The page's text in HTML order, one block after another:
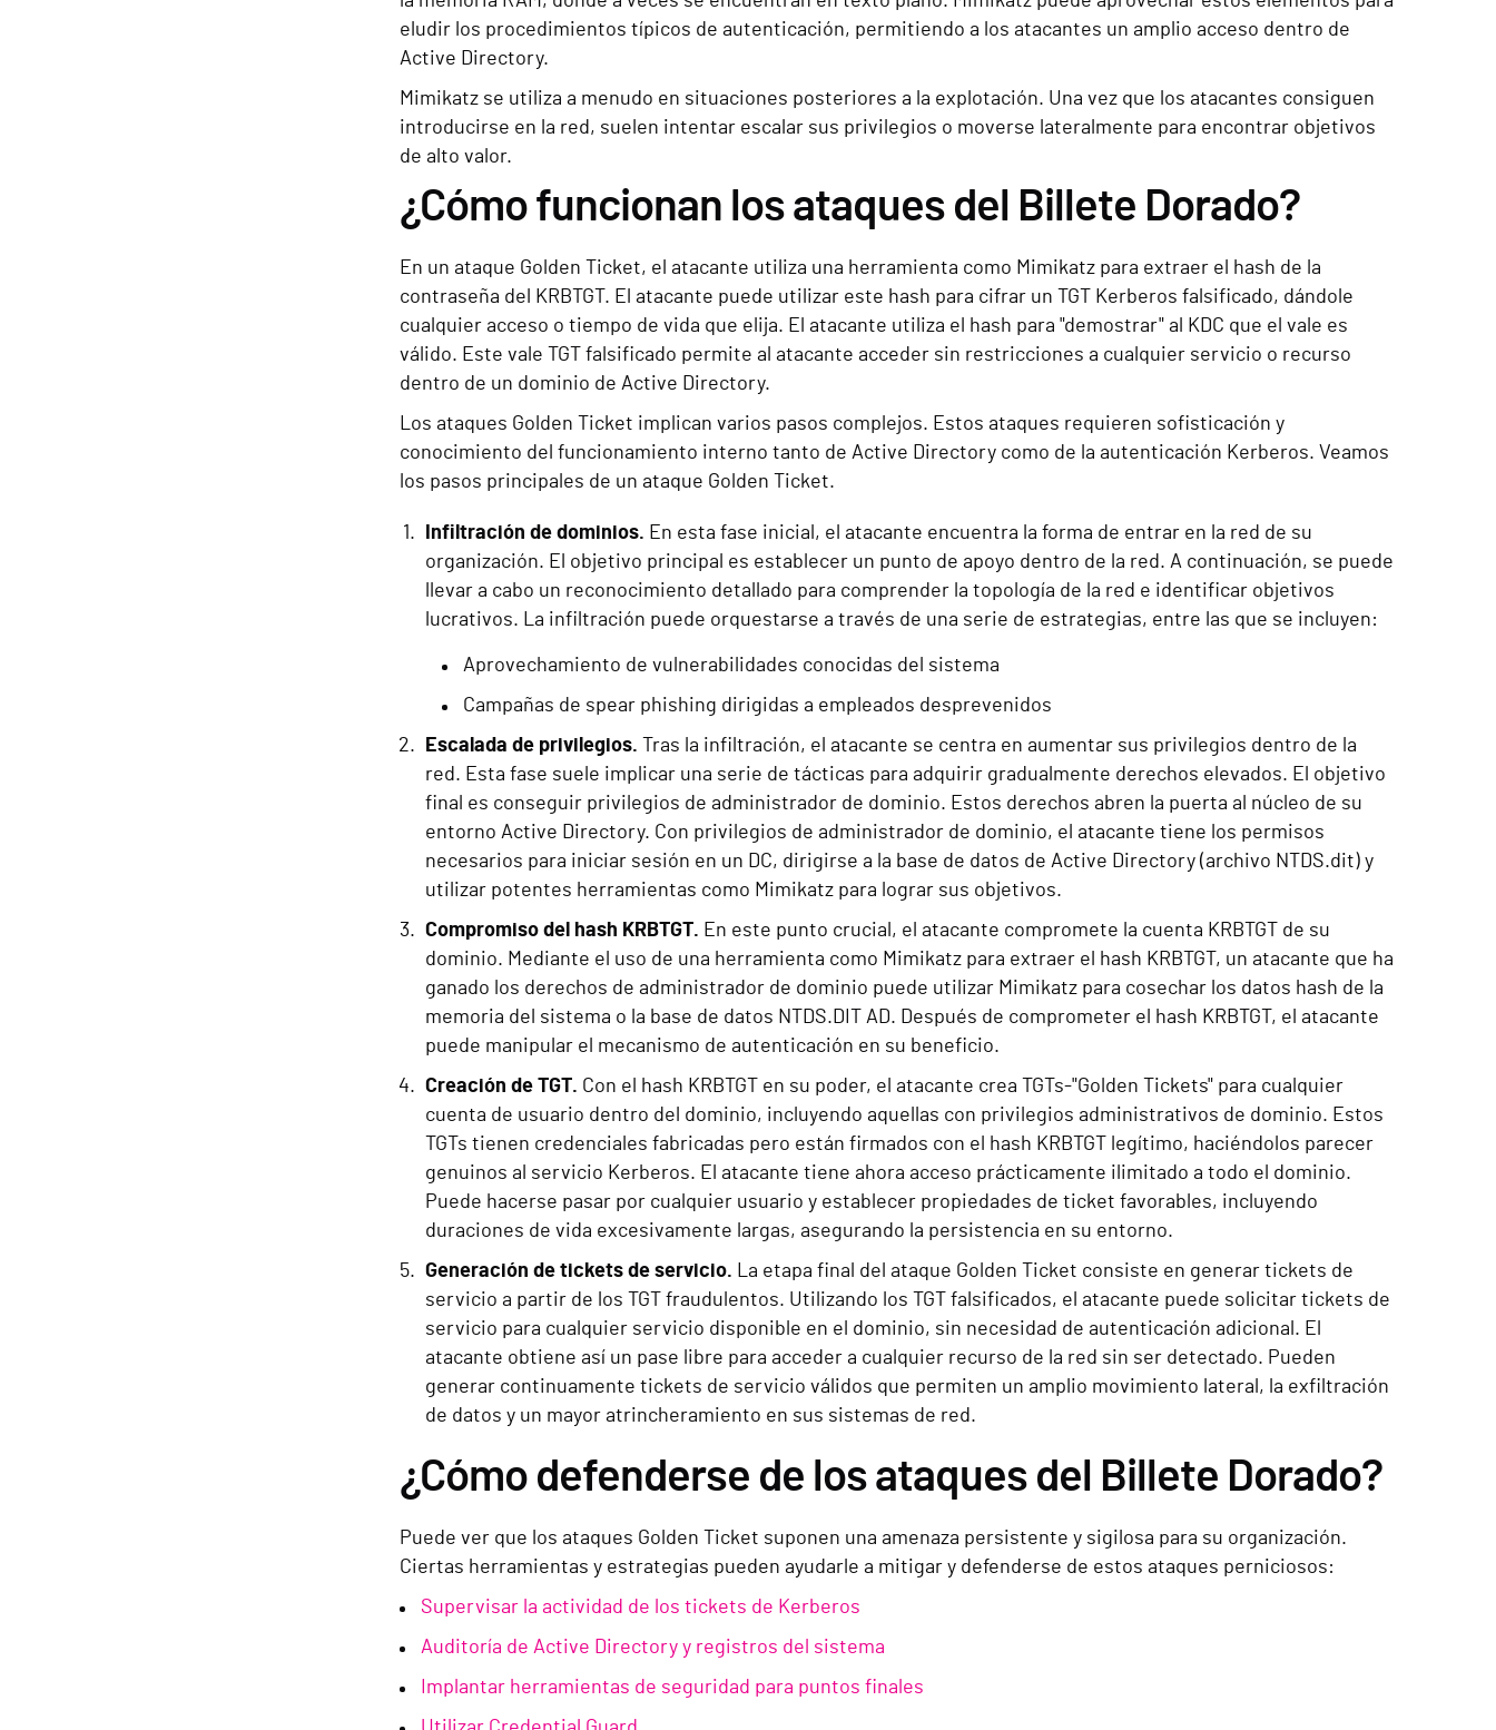
eludir los procedimientos típicos de autenticación, permitiendo a los atacantes un amplio acceso dentro de
Active Directory.
Mimikatz se utiliza a menudo en situaciones posteriores a la explotación. Una vez que los atacantes consiguen
introducirse en la red, suelen intentar escalar sus privilegios o moverse lateralmente para encontrar objetivos
de alto valor.
¿Cómo funcionan los ataques del Billete Dorado?
En un ataque Golden Ticket, el atacante utiliza una herramienta como Mimikatz para extraer el hash de la
contraseña del KRBTGT. El atacante puede utilizar este hash para cifrar un TGT Kerberos falsificado, dándole
cualquier acceso o tiempo de vida que elija. El atacante utiliza el hash para "demostrar" al KDC que el vale es
válido. Este vale TGT falsificado permite al atacante acceder sin restricciones a cualquier servicio o recurso
dentro de un dominio de Active Directory.
Los ataques Golden Ticket implican varios pasos complejos. Estos ataques requieren sofisticación y
conocimiento del funcionamiento interno tanto de Active Directory como de la autenticación Kerberos. Veamos
los pasos principales de un ataque Golden Ticket.
Infiltración de dominios. En esta fase inicial, el atacante encuentra la forma de entrar en la red de su
organización. El objetivo principal es establecer un punto de apoyo dentro de la red. A continuación, se puede
llevar a cabo un reconocimiento detallado para comprender la topología de la red e identificar objetivos
lucrativos. La infiltración puede orquestarse a través de una serie de estrategias, entre las que se incluyen:
Aprovechamiento de vulnerabilidades conocidas del sistema
Campañas de spear phishing dirigidas a empleados desprevenidos
Escalada de privilegios. Tras la infiltración, el atacante se centra en aumentar sus privilegios dentro de la
red. Esta fase suele implicar una serie de tácticas para adquirir gradualmente derechos elevados. El objetivo
final es conseguir privilegios de administrador de dominio. Estos derechos abren la puerta al núcleo de su
entorno Active Directory. Con privilegios de administrador de dominio, el atacante tiene los permisos
necesarios para iniciar sesión en un DC, dirigirse a la base de datos de Active Directory (archivo NTDS.dit) y
utilizar potentes herramientas como Mimikatz para lograr sus objetivos.
Compromiso del hash KRBTGT. En este punto crucial, el atacante compromete la cuenta KRBTGT de su
dominio. Mediante el uso de una herramienta como Mimikatz para extraer el hash KRBTGT, un atacante que ha
ganado los derechos de administrador de dominio puede utilizar Mimikatz para cosechar los datos hash de la
memoria del sistema o la base de datos NTDS.DIT AD. Después de comprometer el hash KRBTGT, el atacante
puede manipular el mecanismo de autenticación en su beneficio.
Creación de TGT. Con el hash KRBTGT en su poder, el atacante crea TGTs-"Golden Tickets" para cualquier
cuenta de usuario dentro del dominio, incluyendo aquellas con privilegios administrativos de dominio. Estos
TGTs tienen credenciales fabricadas pero están firmados con el hash KRBTGT legítimo, haciéndolos parecer
genuinos al servicio Kerberos. El atacante tiene ahora acceso prácticamente ilimitado a todo el dominio.
Puede hacerse pasar por cualquier usuario y establecer propiedades de ticket favorables, incluyendo
duraciones de vida excesivamente largas, asegurando la persistencia en su entorno.
Generación de tickets de servicio. La etapa final del ataque Golden Ticket consiste en generar tickets de
servicio a partir de los TGT fraudulentos. Utilizando los TGT falsificados, el atacante puede solicitar tickets de
servicio para cualquier servicio disponible en el dominio, sin necesidad de autenticación adicional. El
atacante obtiene así un pase libre para acceder a cualquier recurso de la red sin ser detectado. Pueden
generar continuamente tickets de servicio válidos que permiten un amplio movimiento lateral, la exfiltración
de datos y un mayor atrincheramiento en sus sistemas de red.
¿Cómo defenderse de los ataques del Billete Dorado?
Puede ver que los ataques Golden Ticket suponen una amenaza persistente y sigilosa para su organización.
Ciertas herramientas y estrategias pueden ayudarle a mitigar y defenderse de estos ataques perniciosos:
Supervisar la actividad de los tickets de Kerberos
Auditoría de Active Directory y registros del sistema
Implantar herramientas de seguridad para puntos finales